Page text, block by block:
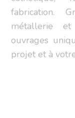
fabrication.
métallerie
ouvrages
projet et à